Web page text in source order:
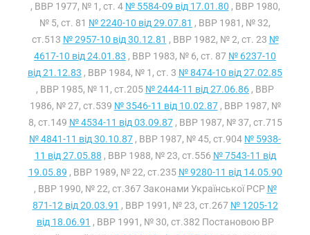
, ВВР 1977, № 1, ст. 4 № 5584-09 від 17.01.80 , ВВР 1980,
№ 5, ст. 81 № 2240-10 від 29.07.81 , ВВР 1981, № 32,
ст.513 № 2957-10 від 30.12.81 , ВВР 1982, № 2, ст. 23 №
4617-10 від 24.01.83 , ВВР 1983, № 6, ст. 87 № 6237-10
від 21.12.83 , ВВР 1984, № 1, ст. 3 № 8474-10 від 27.02.85
, ВВР 1985, № 11, ст.205 № 2444-11 від 27.06.86 , ВВР
1986, № 27, ст.539 № 3546-11 від 10.02.87, ВВР 1987, №
8, ст.149 № 4534-11 від 03.09.87, ВВР 1987, № 37, ст.715
№ 4841-11 від 30.10.87 , ВВР 1987, № 45, ст.904 № 5938-
11 від 27.05.88 , ВВР 1988, № 23, ст.556 № 7543-11 від
19.05.89 , ВВР 1989, № 22, ст.235 № 9280-11 від 14.05.90
, ВВР 1990, № 22, ст.367 Законами Української РСР №
871-12 від 20.03.91 , ВВР 1991, № 23, ст.267 № 1205-12
від 18.06.91 , ВВР 1991, № 30, ст.382 Постановою ВР